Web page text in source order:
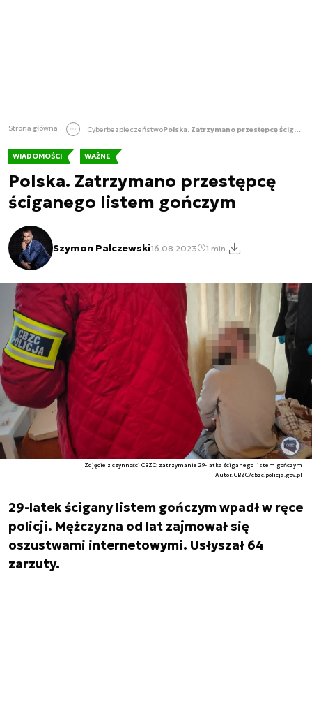
Strona główna Cyberbezpieczeństwo Polska. Zatrzymano przestępcę ściganego listem gończym
WIADOMOŚCI WAŻNE
Polska. Zatrzymano przestępcę
ściganego listem gończym
Szymon Palczewski16.08.2023 1 min.
Zdjęcie z czynności CBZC: zatrzymanie 29-latka ściganego listem gończym
Autor. CBZC/cbzc.policja.gov.pl
29-latek ścigany listem gończym wpadł w ręce
policji. Mężczyzna od lat zajmował się
oszustwami internetowymi. Usłyszał 64
zarzuty.